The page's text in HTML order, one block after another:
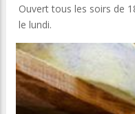
Ouvert tous les soirs de
le lundi.